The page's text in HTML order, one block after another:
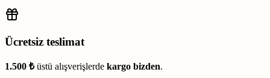
Ücretsiz teslimat
1.500 ₺üstü alışverişlerde kargo bizden.